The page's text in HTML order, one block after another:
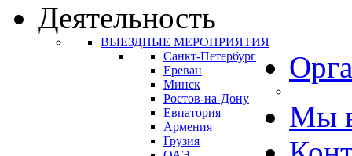
Деятельность
ВЫЕЗДНЫЕ МЕРОПРИЯТИЯ
Санкт-Петербург
Ереван
Минск
Ростов-на-Дону
Евпатория
Армения
Грузия
Мы